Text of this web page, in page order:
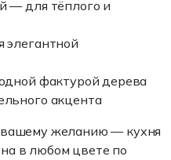
— для тёплого и
фактурой дерева
акцента
желанию — кухня
в любом цвете по